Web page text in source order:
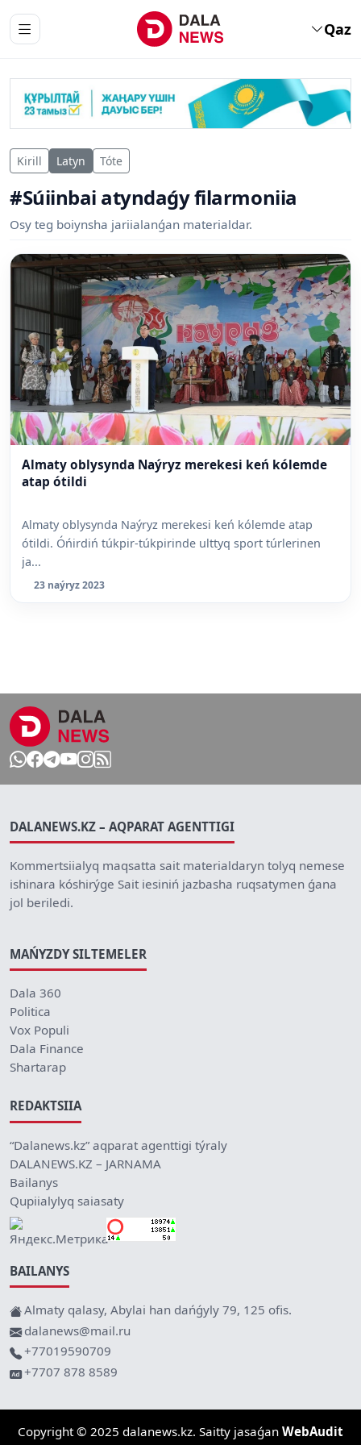
Qaz
Kirill Latyn Tóte
#Súiinbai atyndaǵy filarmoniia
Osy teg boiynsha jariialanǵan materialdar.
Almaty oblysynda Naýryz merekesi keń kólemde
atap ótildi
Almaty oblysynda Naýryz merekesi keń kólemde atap
ótildi. Óńirdiń túkpir-túkpirinde ulttyq sport túrlerinen
ja...
23 naýryz 2023
DALANEWS.KZ – AQPARAT AGENTTIGI
Kommertsiialyq maqsatta sait materialdaryn tolyq nemese
ishinara kóshirýge Sait iesiniń jazbasha ruqsatymen ǵana
jol beriledi.
MAŃYZDY SILTEMELER
Dala 360
Politica
Vox Populi
Dala Finance
Shartarap
REDAKTSIIA
“Dalanews.kz” aqparat agenttigi týraly
DALANEWS.KZ – JARNAMA
Bailanys
Qupiialylyq saiasaty
BAILANYS
Almaty qalasy, Abylai han dańǵyly 79, 125 ofis.
dalanews@mail.ru
+77019590709
+7707 878 8589
Copyright © 2025 dalanews.kz. Saitty jasaǵan WebAudit